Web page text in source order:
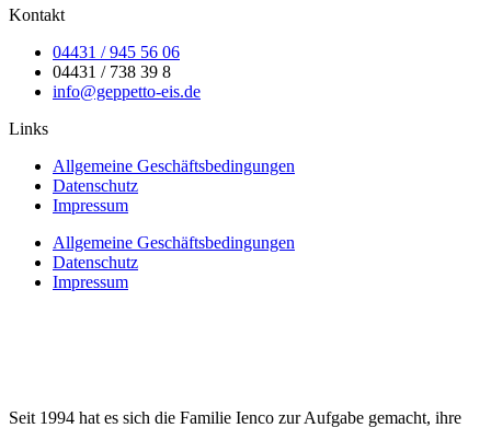
Kontakt
04431 / 945 56 06
04431 / 738 39 8
info@geppetto-eis.de
Links
Allgemeine Geschäftsbedingungen
Datenschutz
Impressum
Allgemeine Geschäftsbedingungen
Datenschutz
Impressum
Seit 1994 hat es sich die Familie Ienco zur Aufgabe gemacht, ihre